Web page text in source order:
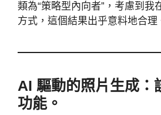
類為“策略型內向者”，考慮到我
方式，這個結果出乎意料地合理
AI 驅動的照片生成：
功能。